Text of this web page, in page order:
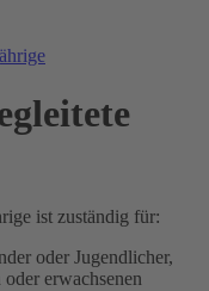
ist zuständig für:
oder Jugendlicher,
erwachsenen